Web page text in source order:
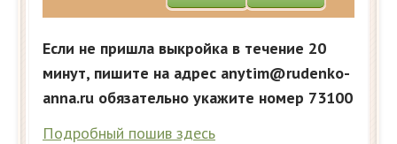
Если не пришла выкройка в течение 20
минут, пишите на адрес anytim@rudenko-
anna.ru обязательно укажите номер 73100
Подробный пошив здесь